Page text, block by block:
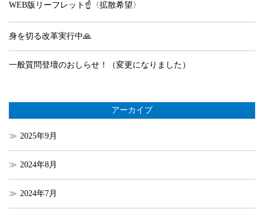
WEB版リーフレット☝️〈拡散希望〉
身を切る改革実行中🙏
一般質問登壇のおしらせ！（変更になりました）
アーカイブ
2025年9月
2024年8月
2024年7月